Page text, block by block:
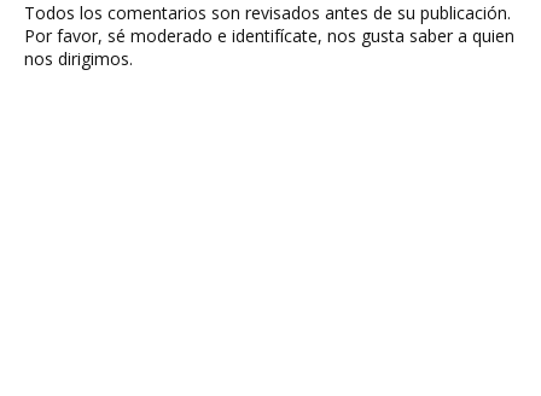
Todos los comentarios son revisados antes de su publicación.
Por favor, sé moderado e identifícate, nos gusta saber a quien
nos dirigimos.